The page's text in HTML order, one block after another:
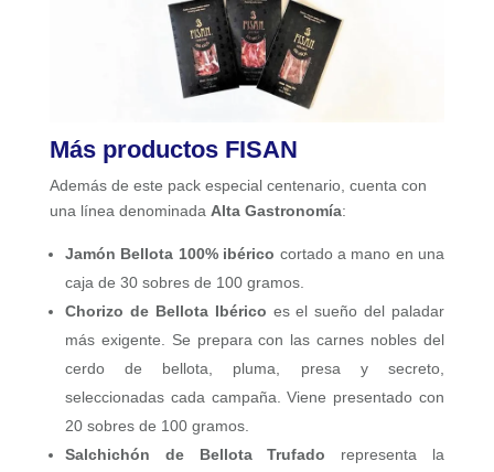
Más productos FISAN
Además de este pack especial centenario, cuenta con
una línea denominada Alta Gastronomía:
Jamón Bellota 100% ibérico cortado a mano en una
caja de 30 sobres de 100 gramos.
Chorizo de Bellota Ibérico es el sueño del paladar
más exigente. Se prepara con las carnes nobles del
cerdo de bellota, pluma, presa y secreto,
seleccionadas cada campaña. Viene presentado con
20 sobres de 100 gramos.
Salchichón de Bellota Trufado representa la